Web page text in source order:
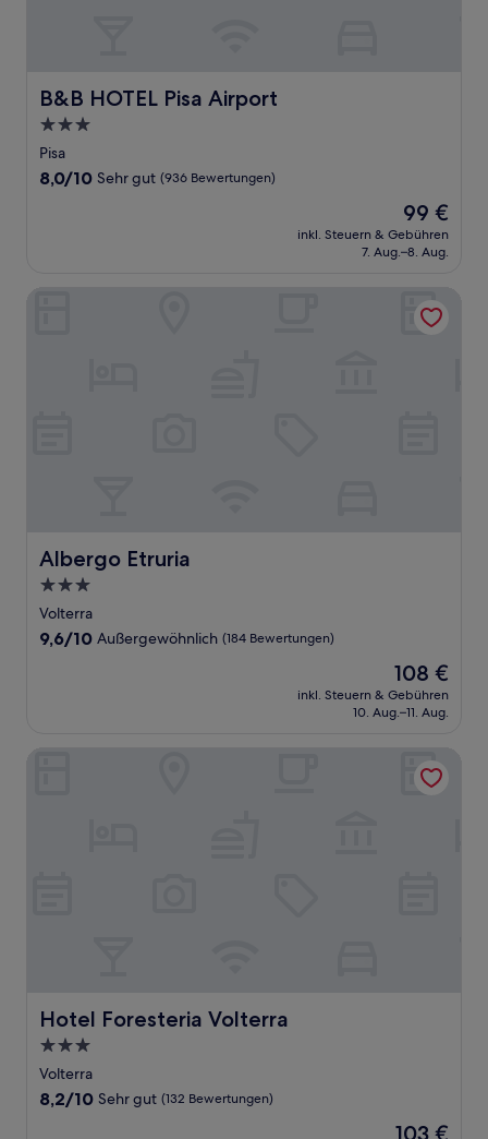
B&B HOTEL Pisa Airport
B&B HOTEL Pisa Airport
3.0-
Sterne-
Unterkunft
Pisa
8.0
Bewertungen)
8,0/10 Sehr gut (936 Bewertungen)
Der
Preis
beträgt
99 €
inkl. Steuern & Gebühren
7. Aug.–8. Aug.
Albergo Etruria
Albergo Etruria
3.0-
Sterne-
Unterkunft
Volterra
9.6
9,6/10 Außergewöhnlich (184 Bewertungen)
Der
Preis
beträgt
108 €
inkl. Steuern & Gebühren
10. Aug.–11. Aug.
Hotel Foresteria Volterra
Hotel Foresteria Volterra
3.0-
Sterne-
Unterkunft
Volterra
8.2
8,2/10 Sehr gut (132 Bewertungen)
Der
103 €